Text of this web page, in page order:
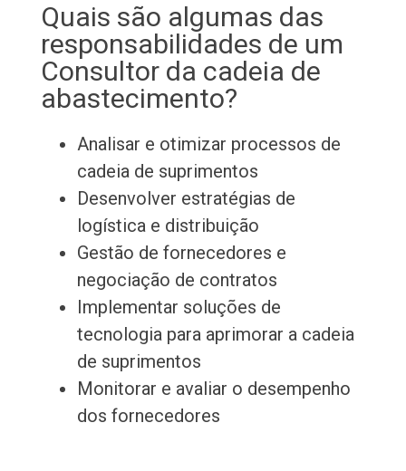
Quais são algumas das
responsabilidades de um
Consultor da cadeia de
abastecimento?
Analisar e otimizar processos de
cadeia de suprimentos
Desenvolver estratégias de
logística e distribuição
Gestão de fornecedores e
negociação de contratos
Implementar soluções de
tecnologia para aprimorar a cadeia
de suprimentos
Monitorar e avaliar o desempenho
dos fornecedores